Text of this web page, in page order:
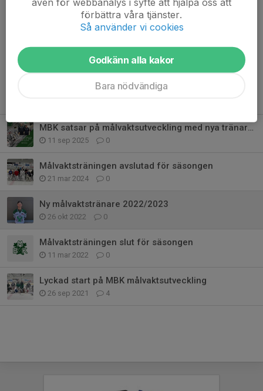
MBK satsar på målvaktsutveckling med nya tränarteamet
11 sep 2025 0
Målvaktsträningen avslutad för säsongen
21 mar 2024 0
Ny målvaktstränare 2022/2023
26 okt 2022 0
Målvaktsträningen slut för säsongen
11 mar 2022 0
Lyckad start på MBK målvaktsutveckling
26 sep 2021 4
förbättra våra tjänster.
Så använder vi cookies
Godkänn alla kakor
Bara nödvändiga